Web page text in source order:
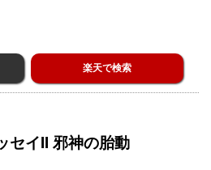
楽天で検索
セイII 邪神の胎動